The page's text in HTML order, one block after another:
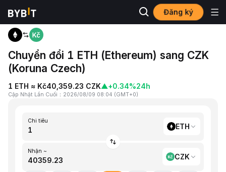
Đăng ký
Trang chủ
Chuyển đổi 1 ETH (Ethereum) sang CZK
(Koruna Czech)
1 ETH ≈ Kč40,359.23 CZK▲+0.34%24h
Cập Nhật Lần Cuối ： 2026/08/09 08:04 (GMT+0)
Chi tiêu
ETH
Nhận ~
CZK